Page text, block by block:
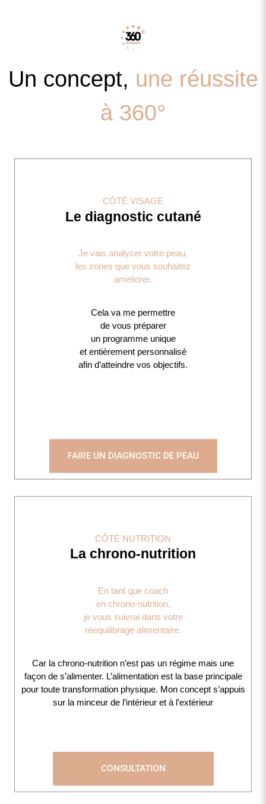
Un concept, une réussite
à 360°
CÔTÉ VISAGE
Le diagnostic cutané
Je vais analyser votre peau,
les zones que vous souhaitez
améliorer.
Cela va me permettre
de vous préparer
un programme unique
et entièrement personnalisé
afin d’atteindre vos objectifs.
FAIRE UN DIAGNOSTIC DE PEAU
CÔTÉ NUTRITION
La chrono-nutrition
En tant que coach
en chrono-nutrition,
je vous suivrai dans votre
réequilibrage alimentaire.
Car la chrono-nutrition n’est pas un régime mais une
façon de s’alimenter. L’alimentation est la base principale
pour toute transformation physique. Mon concept s’appuis
sur la minceur de l’intérieur et à l’extérieur
CONSULTATION